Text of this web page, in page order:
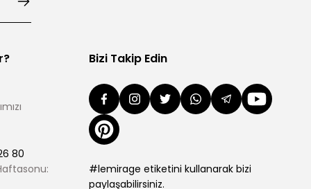
80
Bizi Takip Edin
#lemirage etiketini kullanarak bizi
paylaşabilirsiniz.